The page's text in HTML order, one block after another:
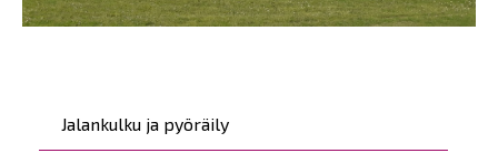
Päävalikko
Jalankulku ja pyöräily